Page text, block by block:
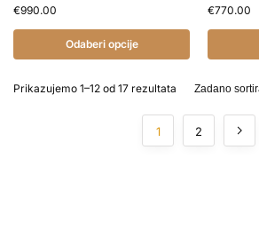
€990.00
Odaberi opcije
€770.00
Prikazujemo 1–12 od 17 rezultata
1 2